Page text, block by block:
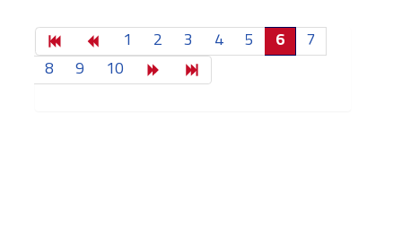
1 2 3 4 5 6
7
8
9 10